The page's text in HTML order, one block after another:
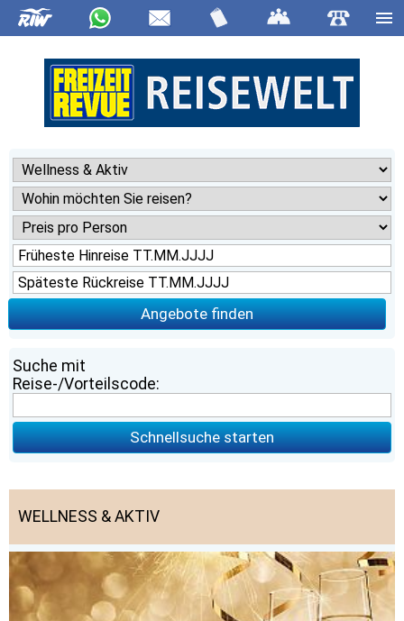
Angebote finden
Suche mit
Reise-/Vorteilscode:
Schnellsuche starten
WELLNESS & AKTIV